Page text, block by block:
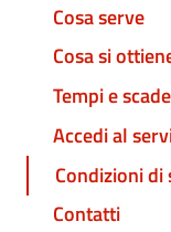
Cosa serve
Cosa si
Tempi e
Accedi al
Condizioni di
Contatti